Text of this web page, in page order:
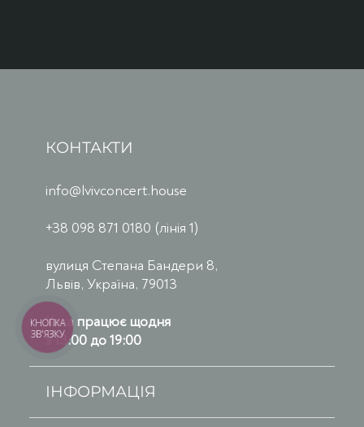
КОНТАКТИ
info@lvivconcert.house
+38 098 871 0180 (лінія 1)
вулиця Степана Бандери 8,
Львів, Україна, 79013
Каса працює щодня
з 13:00 до 19:00
ІНФОРМАЦІЯ
КНОПКА
ЗВ'ЯЗКУ